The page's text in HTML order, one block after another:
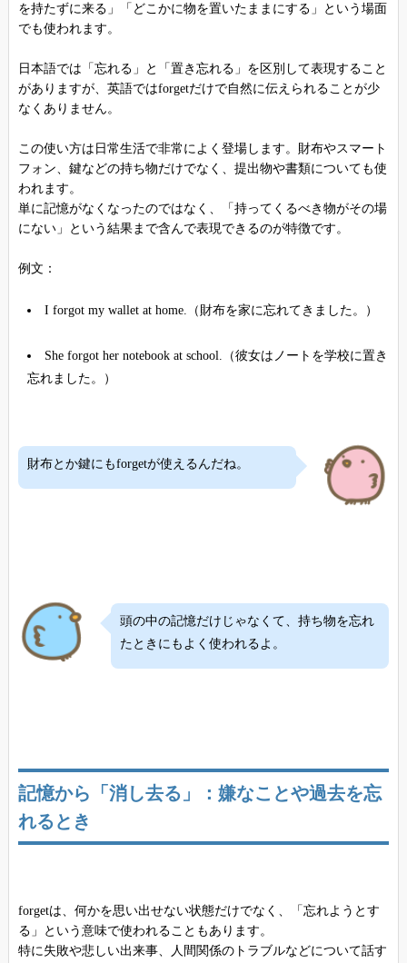
を持たずに来る」「どこかに物を置いたままにする」という場面
でも使われます。
日本語では「忘れる」と「置き忘れる」を区別して表現すること
がありますが、英語ではforgetだけで自然に伝えられることが少
なくありません。
この使い方は日常生活で非常によく登場します。財布やスマート
フォン、鍵などの持ち物だけでなく、提出物や書類についても使
われます。
単に記憶がなくなったのではなく、「持ってくるべき物がその場
にない」という結果まで含んで表現できるのが特徴です。
例文：
I forgot my wallet at home.（財布を家に忘れてきました。）
She forgot her notebook at school.（彼女はノートを学校に置き
忘れました。）
財布とか鍵にもforgetが使えるんだね。
頭の中の記憶だけじゃなくて、持ち物を忘れ
たときにもよく使われるよ。
記憶から「消し去る」：嫌なことや過去を忘
れるとき
forgetは、何かを思い出せない状態だけでなく、「忘れようとす
る」という意味で使われることもあります。
特に失敗や悲しい出来事、人間関係のトラブルなどについて話す